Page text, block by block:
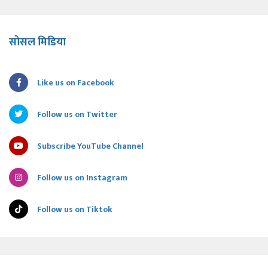
सोसल मिडिया
Like us on Facebook
Follow us on Twitter
Subscribe YouTube Channel
Follow us on Instagram
Follow us on Tiktok